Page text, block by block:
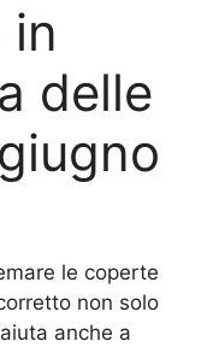
in
delle
le coperte
non solo
anche a